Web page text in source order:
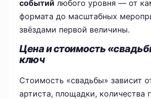
событий любого уровня — от
формата до масштабных
звёздами первой величины.
Цена и стоимость
ключ
Стоимость «свадьбы» зависит
артиста, площадки, количества